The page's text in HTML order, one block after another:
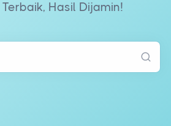
Hasil Dijamin!